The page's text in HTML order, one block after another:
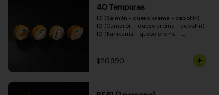
40 Tempuras
10 (Salmón - queso crema - cebollín)
10 (Camarón - queso crema - cebollín)
10 (Kanikama - queso crema -
$20.990